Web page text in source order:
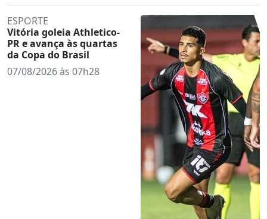
ESPORTE
Vitória goleia Athletico-
PR e avança às quartas
da Copa do Brasil
07/08/2026 às 07h28